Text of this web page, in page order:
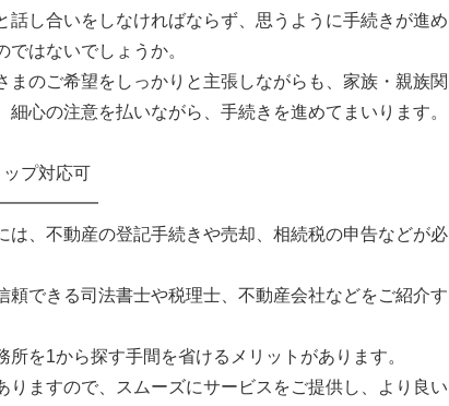
話し合いをしなければならず、思うように手続きが進め
はないでしょうか。
まのご希望をしっかりと主張しながらも、家族・親族関
心の注意を払いながら、手続きを進めてまいります。
ップ対応可
は、不動産の登記手続きや売却、相続税の申告などが必
頼できる司法書士や税理士、不動産会社などをご紹介す
を1から探す手間を省けるメリットがあります。
りますので、スムーズにサービスをご提供し、より良い